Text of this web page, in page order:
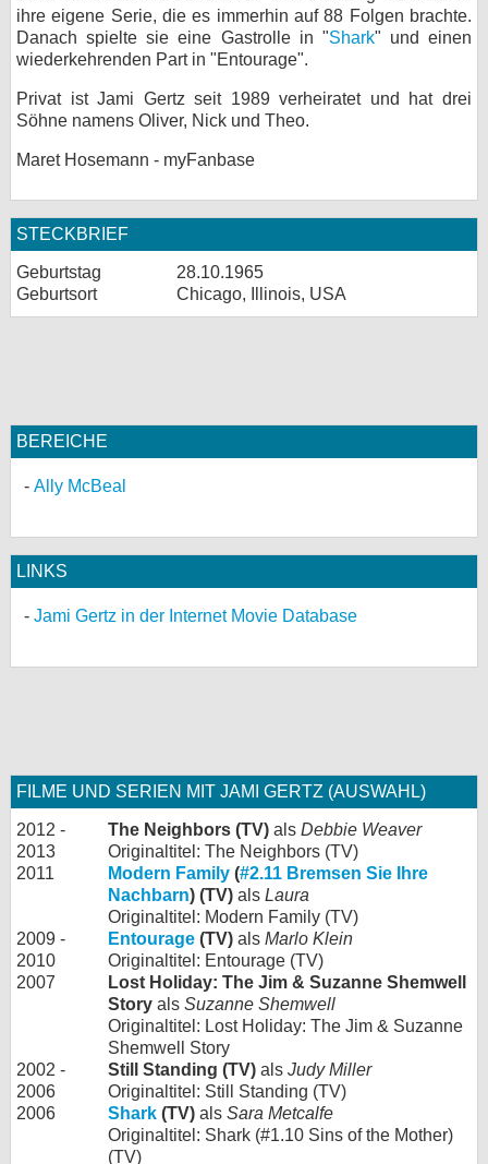
ihre eigene Serie, die es immerhin auf 88 Folgen brachte.
Danach spielte sie eine Gastrolle in "Shark" und einen
wiederkehrenden Part in "Entourage".
Privat ist Jami Gertz seit 1989 verheiratet und hat drei
Söhne namens Oliver, Nick und Theo.
Maret Hosemann - myFanbase
STECKBRIEF
Geburtstag
28.10.1965
Geburtsort
Chicago, Illinois, USA
BEREICHE
Ally McBeal
LINKS
Jami Gertz in der Internet Movie Database
FILME UND SERIEN MIT JAMI GERTZ (AUSWAHL)
2012 -
2013
The Neighbors (TV) als Debbie Weaver
Originaltitel: The Neighbors (TV)
2011
Modern Family (#2.11 Bremsen Sie Ihre
Nachbarn) (TV) als Laura
Originaltitel: Modern Family (TV)
2009 -
2010
Entourage (TV) als Marlo Klein
Originaltitel: Entourage (TV)
2007
Lost Holiday: The Jim & Suzanne Shemwell
Story als Suzanne Shemwell
Originaltitel: Lost Holiday: The Jim & Suzanne
Shemwell Story
2002 -
2006
Still Standing (TV) als Judy Miller
Originaltitel: Still Standing (TV)
2006
Shark (TV) als Sara Metcalfe
Originaltitel: Shark (#1.10 Sins of the Mother)
(TV)
Impressum
Desktop-Ansicht
myFanbase